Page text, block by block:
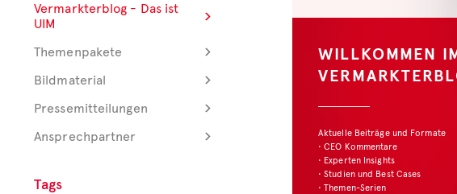
Vermarkterblog - Das ist
UIM
Themenpakete
Bildmaterial
Pressemitteilungen
Ansprechpartner
Tags
WILLKOMMEN
Aktuelle Beiträge und Formate
• CEO Kommentare
• Experten Insights
• Studien und Best Cases
• Themen-Serien